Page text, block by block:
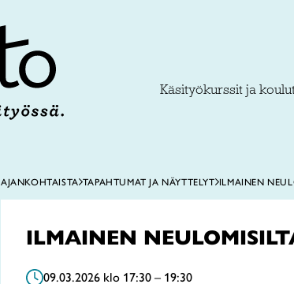
Käsityökurssit ja
AJANKOHTAISTA TAPAHTUMAT JA NÄYTTELYT ILMAINEN
ILMAINEN
09.03.2026 klo 17:30 – 19:30